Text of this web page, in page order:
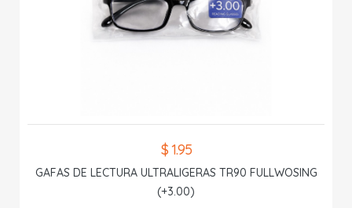
$ 1.95
GAFAS DE LECTURA ULTRALIGERAS TR90 FULLWOSING
(+3.00)